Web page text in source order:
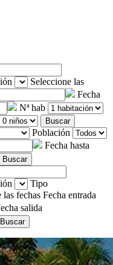
Seleccione las
Fecha
Nª hab
Buscar
Población
Fecha hasta
Buscar
Tipo
las fechas Fecha entrada
salida
Buscar